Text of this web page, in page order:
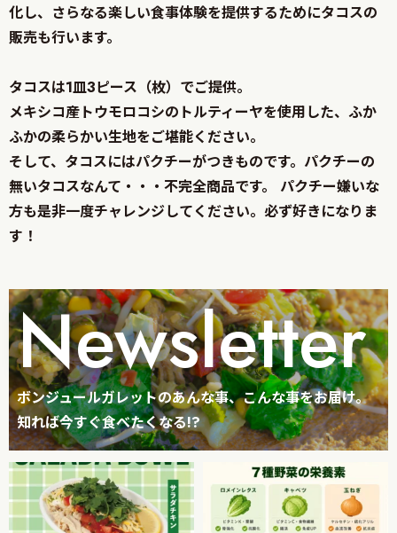
化し、さらなる楽しい食事体験を提供するためにタコスの
販売も行います。
タコスは1皿3ピース（枚）でご提供。
メキシコ産トウモロコシのトルティーヤを使用した、ふか
ふかの柔らかい生地をご堪能ください。
そして、タコスにはパクチーがつきものです。パクチーの
無いタコスなんて・・・不完全商品です。 パクチー嫌いな
方も是非一度チャレンジしてください。必ず好きになりま
す！
Newsletter
ボンジュールガレットのあんな事、こんな事をお届け。
知れば今すぐ食べたくなる!?